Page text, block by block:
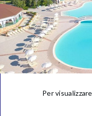
Per